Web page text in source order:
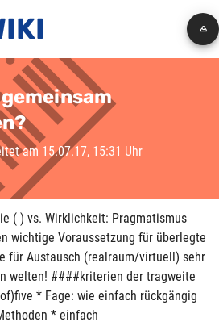
am 15.07.17, 15:31 Uhr
( ) vs. Wirklichkeit: Pragmatismus
wichtige Voraussetzung für überlegte
für Austausch (realraum/virtuell) sehr
welten! ####kriterien der tragweite
* Fage: wie einfach rückgängig
* einfach